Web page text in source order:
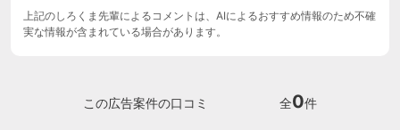
上記のしろくま先輩によるコメントは、AIによるおすすめ情報のため不確
実な情報が含まれている場合があります。
この広告案件の口コミ 全0件